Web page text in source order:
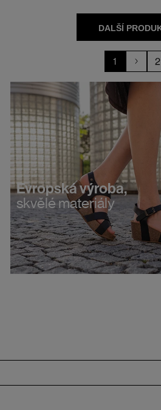
1 2
Evropská výroba,
skvělé materiály